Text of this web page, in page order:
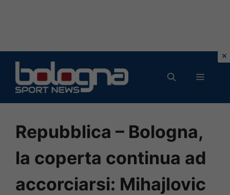
contenuto
MENU
Repubblica – Bologna,
la coperta continua ad
accorciarsi: Mihajlovic